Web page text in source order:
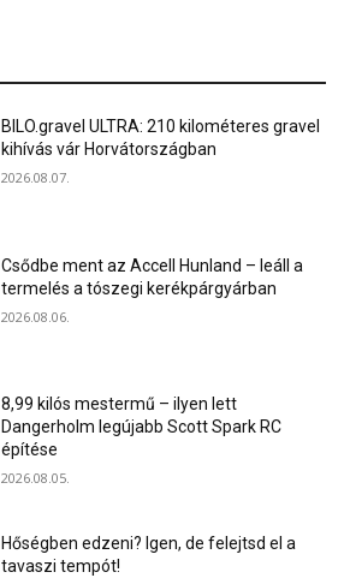
BILO.gravel ULTRA: 210 kilométeres gravel
kihívás vár Horvátországban
2026.08.07.
Csődbe ment az Accell Hunland – leáll a
termelés a tószegi kerékpárgyárban
2026.08.06.
8,99 kilós mestermű – ilyen lett
Dangerholm legújabb Scott Spark RC
építése
2026.08.05.
Hőségben edzeni? Igen, de felejtsd el a
tavaszi tempót!